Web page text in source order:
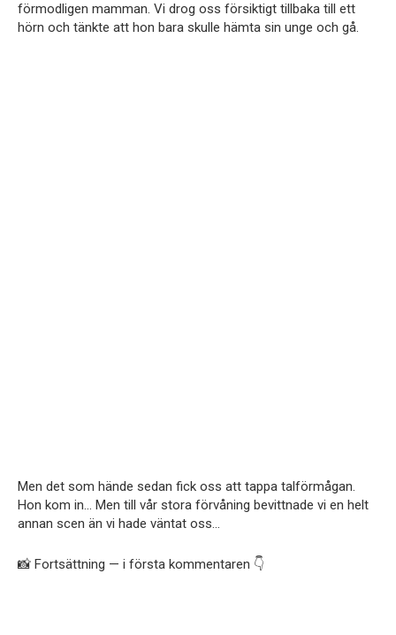
förmodligen mamman. Vi drog oss försiktigt tillbaka till ett
hörn och tänkte att hon bara skulle hämta sin unge och gå.
Men det som hände sedan fick oss att tappa talförmågan.
Hon kom in… Men till vår stora förvåning bevittnade vi en helt
annan scen än vi hade väntat oss…
📸 Fortsättning — i första kommentaren 👇